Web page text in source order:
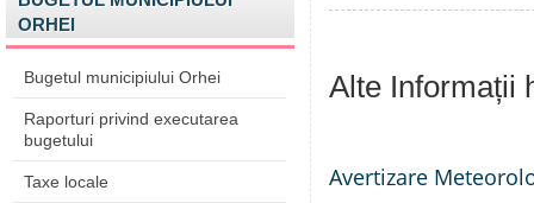
ORHEI
Bugetul municipiului Orhei
Raporturi privind executarea
bugetului
Taxe locale
Alte Informații
Avertizare